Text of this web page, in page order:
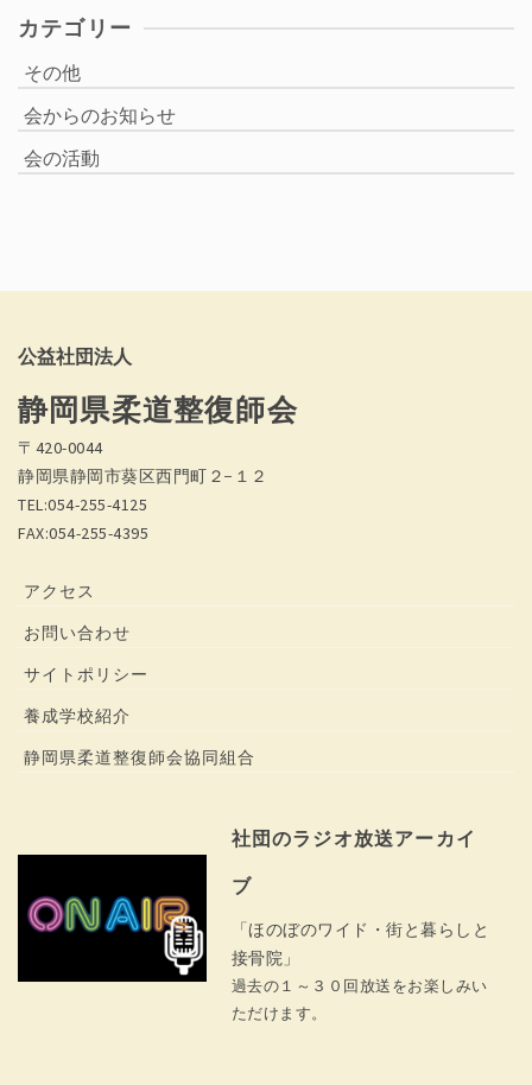
カテゴリー
その他
会からのお知らせ
会の活動
公益社団法人
静岡県柔道整復師会
〒420-0044
静岡県静岡市葵区西門町２−１２
TEL:054-255-4125
FAX:054-255-4395
アクセス
お問い合わせ
サイトポリシー
養成学校紹介
静岡県柔道整復師会協同組合
社団のラジオ放送アーカイ
ブ
「ほのぼのワイド・街と暮らしと
接骨院」
過去の１～３０回放送をお楽しみい
ただけます。